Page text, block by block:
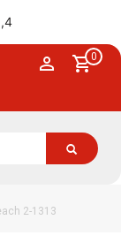
0
2-1313